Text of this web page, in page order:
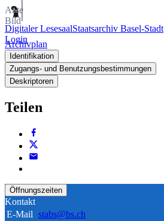
Digitaler LesesaalStaatsarchiv Basel-Stadt
Login
Akte
Bild
Archivplan
Identifikation
Zugangs- und Benutzungsbestimmungen
Deskriptoren
Teilen
Öffnungszeiten
Kontakt
E-Mail stabs@bs.ch